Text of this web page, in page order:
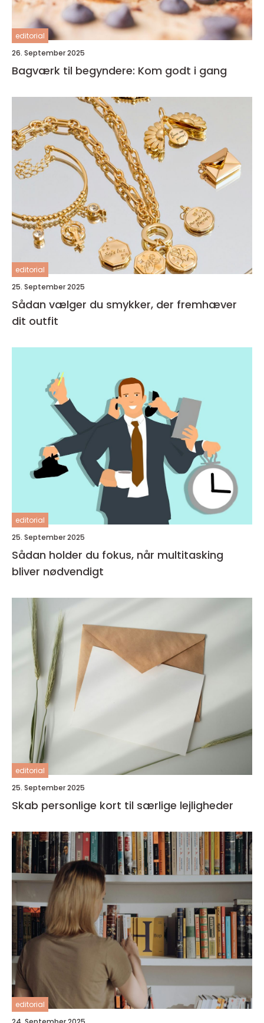
editorial
26. September 2025
Bagværk til begyndere: Kom godt i gang
editorial
25. September 2025
Sådan vælger du smykker, der fremhæver
dit outfit
editorial
25. September 2025
Sådan holder du fokus, når multitasking
bliver nødvendigt
editorial
25. September 2025
Skab personlige kort til særlige lejligheder
editorial